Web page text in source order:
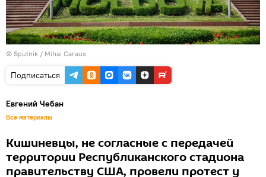
© Sputnik / Mihai Caraus
Подписаться
Евгений Чебан
Все материалы
Кишиневцы, не согласные с передачей
территории Республиканского стадиона
правительству США, провели протест у